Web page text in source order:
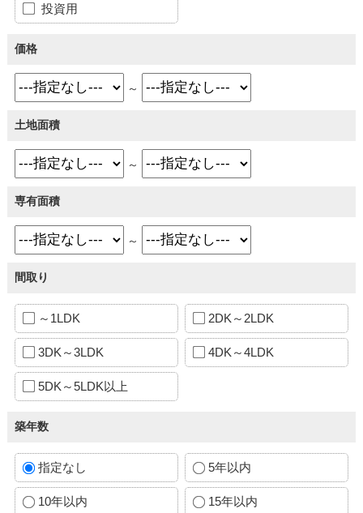
投資用
価格
～
土地面積
～
専有面積
～
間取り
～1LDK 2DK～2LDK
3DK～3LDK 4DK～4LDK
5DK～5LDK以上
築年数
指定なし 5年以内
10年以内 15年以内